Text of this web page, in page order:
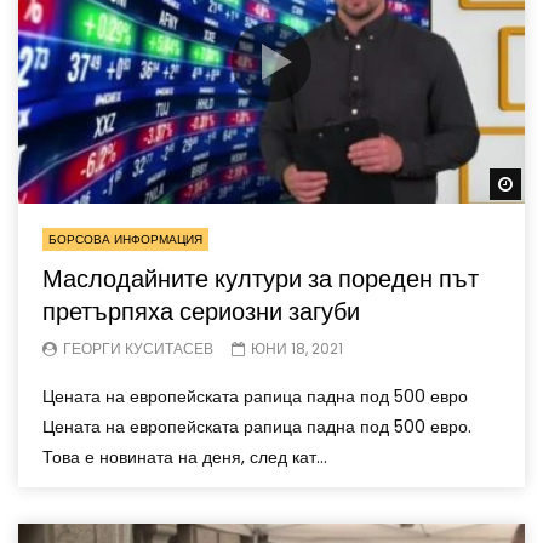
БОРСОВА ИНФОРМАЦИЯ
Маслодайните култури за пореден път
претърпяха сериозни загуби
ГЕОРГИ КУСИТАСЕВ ЮНИ 18, 2021
Цената на европейската рапица падна под 500 евро
Цената на европейската рапица падна под 500 евро.
Това е новината на деня, след кат...